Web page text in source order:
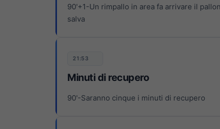
90'+1-Un rimpallo in area fa arrivare il
salva
21:53
Minuti di recupero
90'-Saranno cinque i minuti di recupero